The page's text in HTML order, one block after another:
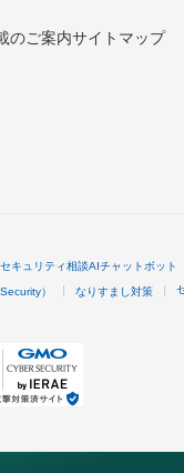
のご案内サイトマップ
セキュリティ相談AIチャットボット
） なりすまし対策